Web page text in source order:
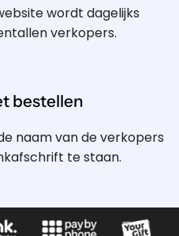
wordt dagelijks
verkopers.
bestellen
naam van de verkopers
te staan.